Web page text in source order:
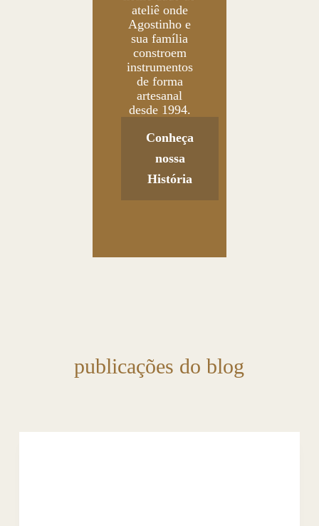
ateliê onde
Agostinho e
sua família
constroem
instrumentos
de forma
artesanal
desde 1994.
Conheça
nossa
História
publicações do blog